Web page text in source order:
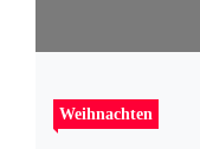
Weihnachten